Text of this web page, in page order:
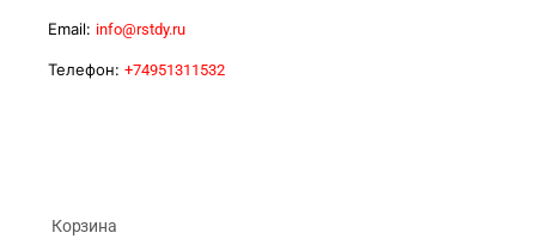
Email: info@rstdy.ru
Телефон: +74951311532
Корзина